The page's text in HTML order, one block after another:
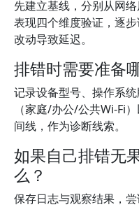
先建立基线，分别从网
表现四个维度验证，逐
改动导致延迟。
排错时需要准备
记录设备型号、操作系
（家庭/办公/公共Wi‑Fi
间线，作为诊断线索。
如果自己排错无
么？
保存日志与观察结果，